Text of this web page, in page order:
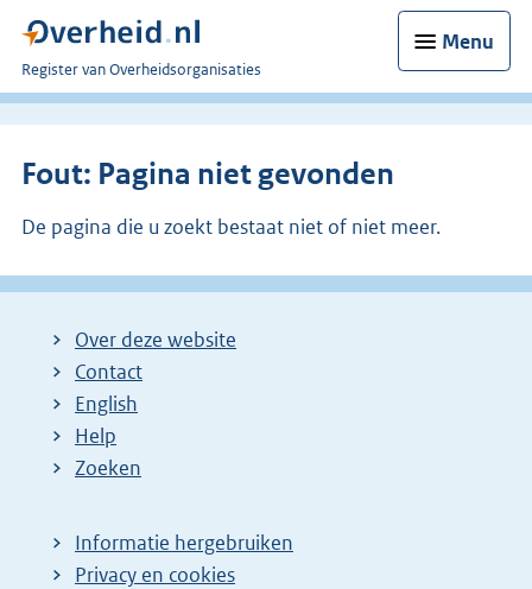
Menu
U
bent
Register van Overheidsorganisaties
Fout: Pagina niet gevonden
De pagina die u zoekt bestaat niet of niet meer.
Over deze website
Contact
English
Help
Zoeken
Informatie hergebruiken
Privacy en cookies